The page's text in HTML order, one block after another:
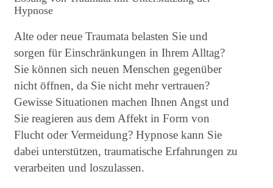
Hypnose
Alte oder neue Traumata belasten Sie und
sorgen für Einschränkungen in Ihrem Alltag?
Sie können sich neuen Menschen gegenüber
nicht öffnen, da Sie nicht mehr vertrauen?
Gewisse Situationen machen Ihnen Angst und
Sie reagieren aus dem Affekt in Form von
Flucht oder Vermeidung? Hypnose kann Sie
dabei unterstützen, traumatische Erfahrungen zu
verarbeiten und loszulassen.